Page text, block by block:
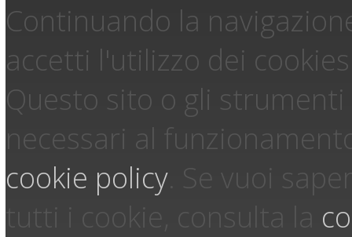
Continuando la
accetti l'utilizzo dei
Questo sito o gli
necessari al
cookie policy. Se vuoi
tutti i cookie, consulta la